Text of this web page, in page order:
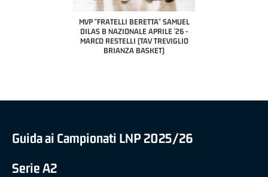
MVP "FRATELLI BERETTA" SAMUEL
DILAS B NAZIONALE APRILE '26 -
MARCO RESTELLI (TAV TREVIGLIO
BRIANZA BASKET)
Guida ai Campionati LNP 2025/26
Serie A2